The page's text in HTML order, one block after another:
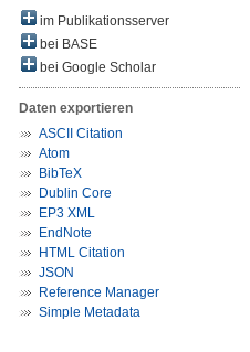
im Publikationsserver
bei BASE
bei Google Scholar
Daten exportieren
ASCII Citation
Atom
BibTeX
Dublin Core
EP3 XML
EndNote
HTML Citation
JSON
Reference Manager
Simple Metadata